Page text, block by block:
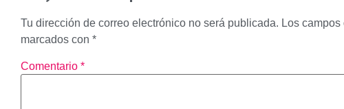
Tu dirección de correo electrónico no será publicada. Los
marcados con *
Comentario *